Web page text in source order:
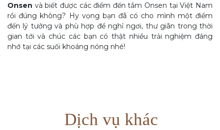
Onsen và biết được các điểm đến tắm Onsen tại Việt Nam
rồi đúng không? Hy vọng bạn đã có cho mình một điểm
đến lý tưởng và phù hợp để nghỉ ngơi, thư giãn trong thời
gian tới và chúc các bạn có thật nhiều trải nghiệm đáng
nhớ tại các suối khoáng nóng nhé!
Dịch vụ khác